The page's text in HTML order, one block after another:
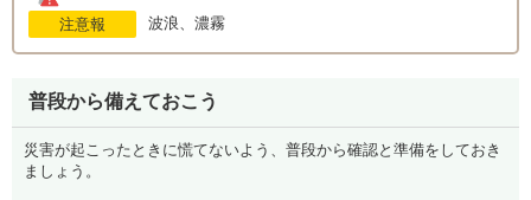
注意報
波浪、濃霧
普段から備えておこう
災害が起こったときに慌てないよう、普段から確認と準備をしておき
ましょう。